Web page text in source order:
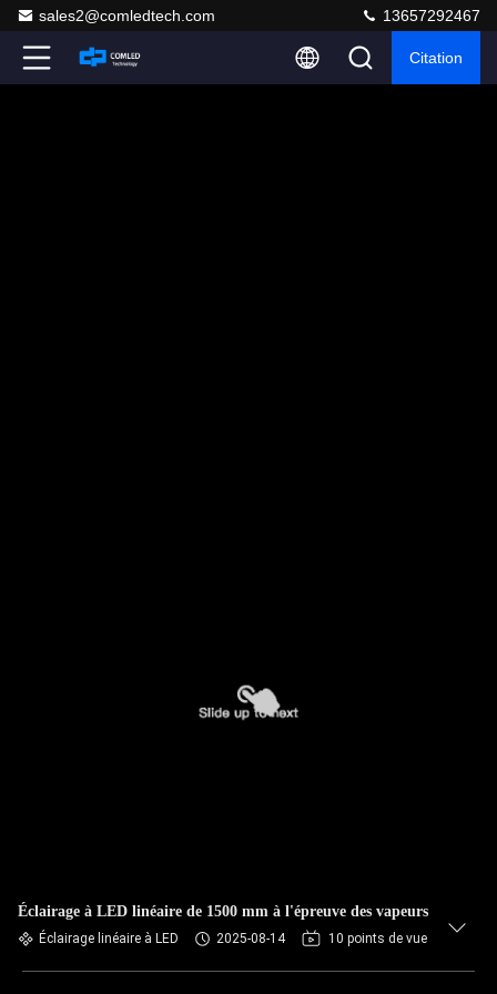
sales2@comledtech.com 13657292467
Citation
Éclairage à LED linéaire de 1500 mm à l'épreuve des vapeurs
Éclairage linéaire à LED 2025-08-14 10 points de vue